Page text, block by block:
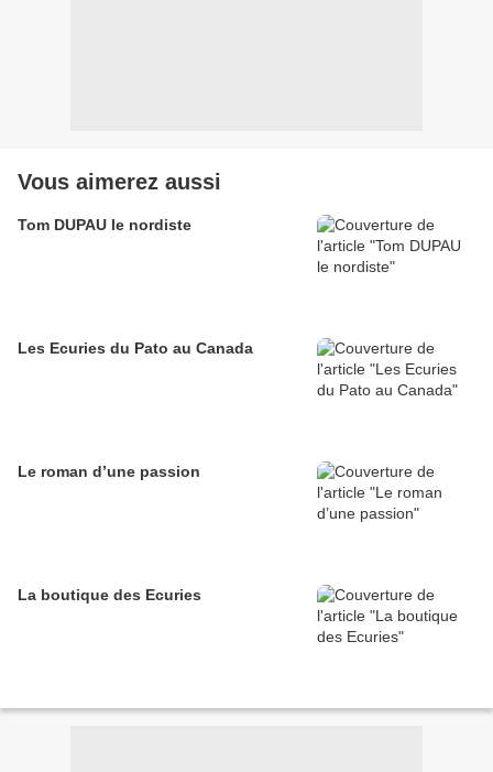
Vous aimerez aussi
Tom DUPAU le nordiste
Les Ecuries du Pato au Canada
Le roman d’une passion
La boutique des Ecuries